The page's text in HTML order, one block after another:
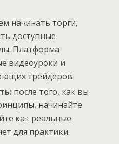
начинать торги,
доступные
Платформа
видеоуроки и
трейдеров.
после того, как вы
начинайте
как реальные
для практики.